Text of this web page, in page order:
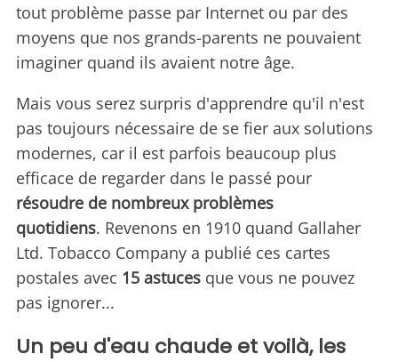
tout problème passe par Internet ou par des
moyens que nos grands-parents ne pouvaient
imaginer quand ils avaient notre âge.
Mais vous serez surpris d'apprendre qu'il n'est
pas toujours nécessaire de se fier aux solutions
modernes, car il est parfois beaucoup plus
efficace de regarder dans le passé pour
résoudre de nombreux problèmes
quotidiens. Revenons en 1910 quand Gallaher
Ltd. Tobacco Company a publié ces cartes
postales avec 15 astuces que vous ne pouvez
pas ignorer...
Un peu d'eau chaude et voilà, les